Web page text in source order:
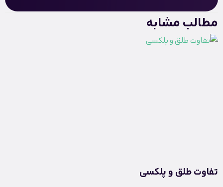
مطالب مشابه
تفاوت طلق و پلکسی